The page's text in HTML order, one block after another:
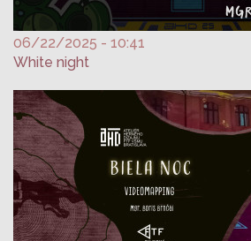
06/22/2025 - 10:41
White night